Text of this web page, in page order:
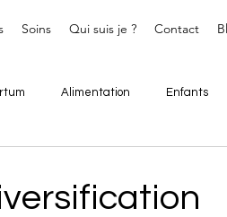
Soins Qui suis je ? Contact
Alimentation Enfants